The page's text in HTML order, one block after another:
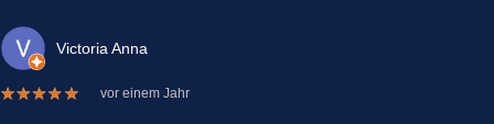
Victoria Anna
vor einem Jahr